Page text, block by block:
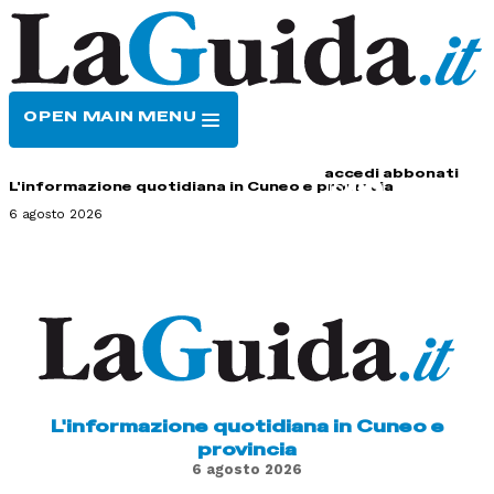
OPEN MAIN MENU
accedi abbonati
L'informazione quotidiana in Cuneo e provincia
6 agosto 2026
L'informazione quotidiana in Cuneo e
provincia
6 agosto 2026